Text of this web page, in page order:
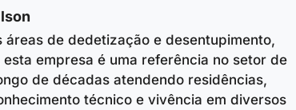
de dedetização e desentupimento,
empresa é uma referência no setor de
de décadas atendendo residências,
técnico e vivência em diversos